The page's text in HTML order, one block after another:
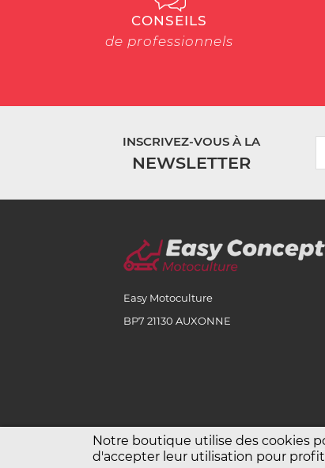
Notre boutique utilise des cookies
d'accepter leur utilisation pour
CONSEILS
de professionnels
INSCRIVEZ-VOUS À LA
NEWSLETTER
Easy Motoculture
BP7 21130 AUXONNE